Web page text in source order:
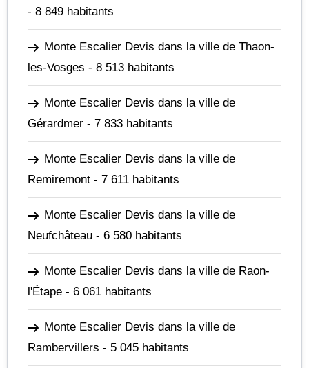
- 8 849 habitants
Monte Escalier Devis dans la ville de Thaon-
les-Vosges - 8 513 habitants
Monte Escalier Devis dans la ville de
Gérardmer - 7 833 habitants
Monte Escalier Devis dans la ville de
Remiremont - 7 611 habitants
Monte Escalier Devis dans la ville de
Neufchâteau - 6 580 habitants
Monte Escalier Devis dans la ville de Raon-
l'Étape - 6 061 habitants
Monte Escalier Devis dans la ville de
Rambervillers - 5 045 habitants